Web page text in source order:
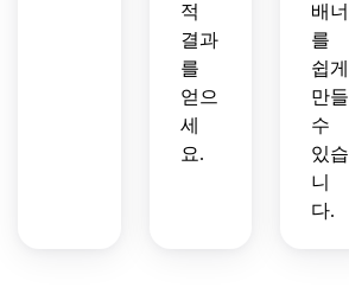
적
결과
를
얻으
세
요.
배너
를
쉽게
만들
수
있습
니
다.